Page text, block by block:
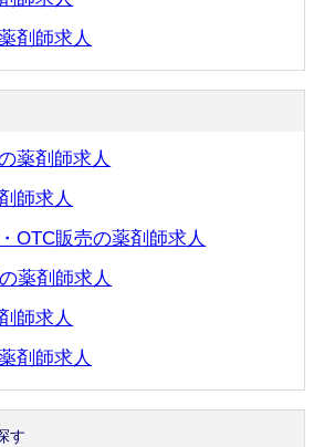
剤師求人
薬剤師求人
師求人
OTC販売の薬剤師求人
薬剤師求人
師求人
剤師求人
す